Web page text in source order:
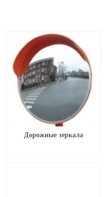
Дорожные зеркала